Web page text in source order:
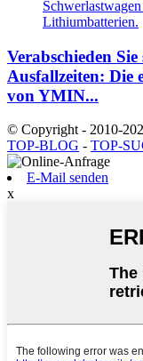
Verabschieden
Ausfallzeiten: Die
von YMIN...
© Copyright - 2010-
TOP-BLOG - TOP-
E-Mail senden
x